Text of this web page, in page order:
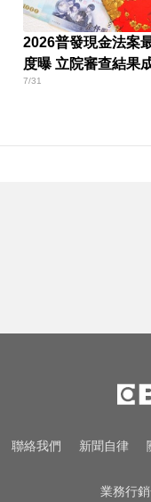
2026普發現金法案
度曝 立院審查結果
7/31
聯絡我們 新聞自律
業務行銷